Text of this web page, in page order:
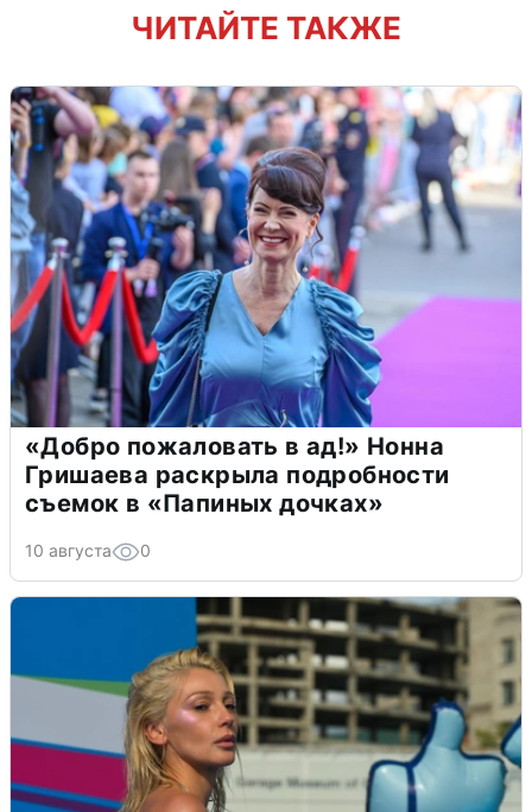
ЧИТАЙТЕ ТАКЖЕ
«Добро пожаловать в ад!» Нонна
Гришаева раскрыла подробности
съемок в «Папиных дочках»
10 августа 0